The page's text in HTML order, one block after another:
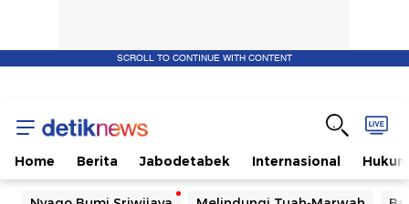
SCROLL TO CONTINUE WITH CONTENT
Home Berita Jabodetabek Internasional Hukum